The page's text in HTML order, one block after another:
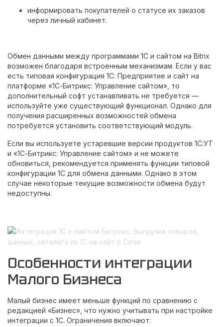
информировать покупателей о статусе их заказов
через личный кабинет.
Обмен данными между программами 1С и сайтом на Bitrix
возможен благодаря встроенным механизмам. Если у вас
есть типовая конфигурация 1С: Предприятие и сайт на
платформе «1С-Битрикс: Управление сайтом», то
дополнительный софт устанавливать не требуется —
используйте уже существующий функционал. Однако для
получения расширенных возможностей обмена
потребуется установить соответствующий модуль.
Если вы используете устаревшие версии продуктов 1С:УТ
и «1С-Битрикс: Управление сайтом» и не можете
обновиться, рекомендуется применять функции типовой
конфигурации 1С для обмена данными. Однако в этом
случае некоторые текущие возможности обмена будут
недоступны.
Особенности интеграции
Малого Бизнеса
Малый бизнес имеет меньше функций по сравнению с
редакцией «Бизнес», что нужно учитывать при настройке
интеграции с 1С. Ограничения включают: